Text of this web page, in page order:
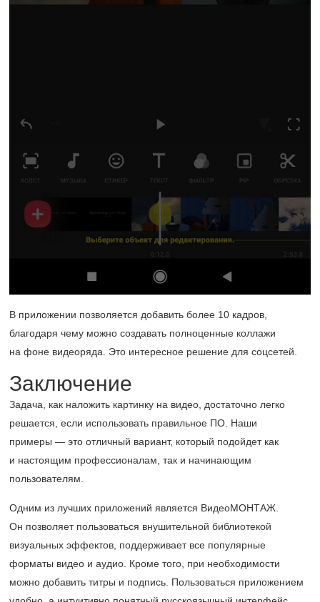
В приложении позволяется добавить более 10 кадров,
благодаря чему можно создавать полноценные коллажи
на фоне видеоряда. Это интересное решение для соцсетей.
Заключение
Задача, как наложить картинку на видео, достаточно легко
решается, если использовать правильное ПО. Наши
примеры — это отличный вариант, который подойдет как
и настоящим профессионалам, так и начинающим
пользователям.
Одним из лучших приложений является ВидеоМОНТАЖ.
Он позволяет пользоваться внушительной библиотекой
визуальных эффектов, поддерживает все популярные
форматы видео и аудио. Кроме того, при необходимости
можно добавить титры и подпись. Пользоваться приложением